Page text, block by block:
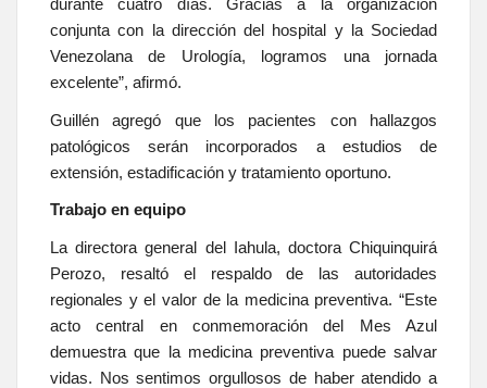
durante cuatro días. Gracias a la organización
conjunta con la dirección del hospital y la Sociedad
Venezolana de Urología, logramos una jornada
excelente”, afirmó.
Guillén agregó que los pacientes con hallazgos
patológicos serán incorporados a estudios de
extensión, estadificación y tratamiento oportuno.
Trabajo en equipo
La directora general del Iahula, doctora Chiquinquirá
Perozo, resaltó el respaldo de las autoridades
regionales y el valor de la medicina preventiva. “Este
acto central en conmemoración del Mes Azul
demuestra que la medicina preventiva puede salvar
vidas. Nos sentimos orgullosos de haber atendido a